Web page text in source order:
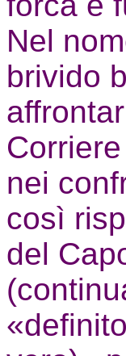
Nel
brivido
nei
così
del